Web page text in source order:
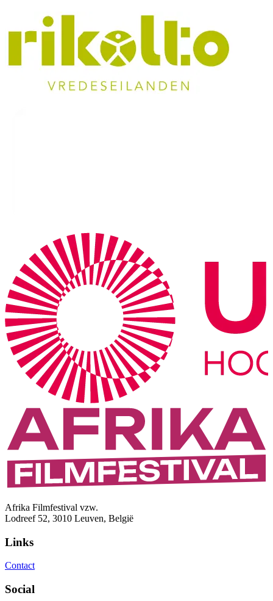
Afrika Filmfestival vzw.
Lodreef 52, 3010 Leuven, België
Links
Contact
Social